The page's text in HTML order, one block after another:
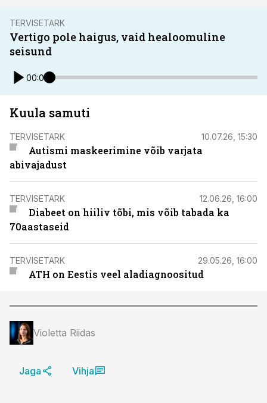
TERVISETARK
Vertigo pole haigus, vaid healoomuline
seisund
00:00
Kuula samuti
TERVISETARK 10.07.26, 15:30
Autismi maskeerimine võib varjata
abivajadust
TERVISETARK 12.06.26, 16:00
Diabeet on hiiliv tõbi, mis võib tabada ka
70aastaseid
TERVISETARK 29.05.26, 16:00
ATH on Eestis veel aladiagnoositud
Violetta Riidas
Jaga Vihja